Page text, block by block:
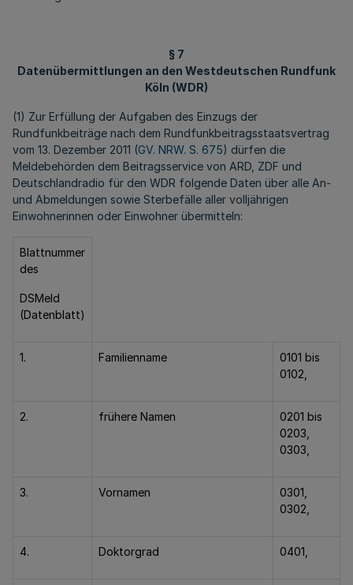
§ 7
Datenübermittlungen an den Westdeutschen Rundfunk
Köln (WDR)
(1) Zur Erfüllung der Aufgaben des Einzugs der
Rundfunkbeiträge nach dem Rundfunkbeitragsstaatsvertrag
vom 13. Dezember 2011 (GV. NRW. S. 675) dürfen die
Meldebehörden dem Beitragsservice von ARD, ZDF und
Deutschlandradio für den WDR folgende Daten über alle An-
und Abmeldungen sowie Sterbefälle aller volljährigen
Einwohnerinnen oder Einwohner übermitteln:
Blattnummer
des
DSMeld
(Datenblatt)
1. Familienname
0101 bis
0102,
2. frühere Namen
0201 bis
0203,
0303,
3. Vornamen
0301,
0302,
4. Doktorgrad 0401,